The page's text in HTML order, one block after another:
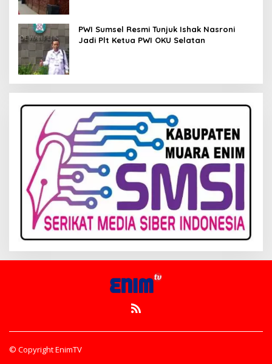
PWI Sumsel Resmi Tunjuk Ishak Nasroni
Jadi Plt Ketua PWI OKU Selatan
© Copyright EnimTV